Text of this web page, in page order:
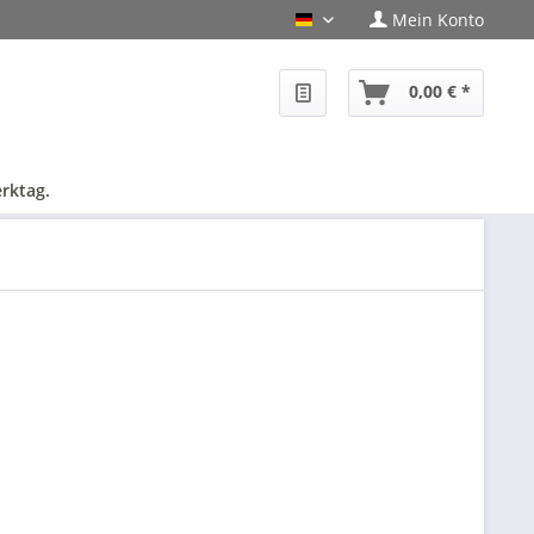
PHF-Shop Deutsch
Mein Konto
0,00 € *